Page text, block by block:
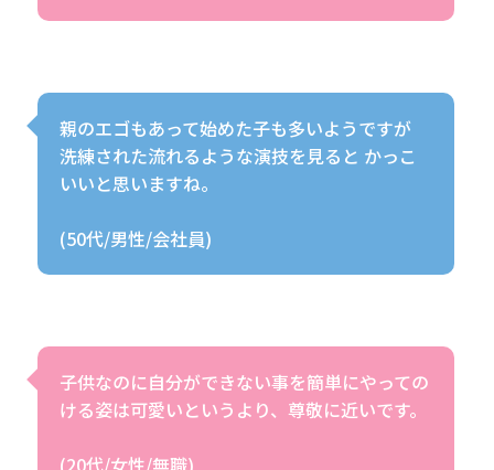
親のエゴもあって始めた子も多いようですが
洗練された流れるような演技を見ると かっこ
いいと思いますね。
(50代/男性/会社員)
子供なのに自分ができない事を簡単にやっての
ける姿は可愛いというより、尊敬に近いです。
(20代/女性/無職)